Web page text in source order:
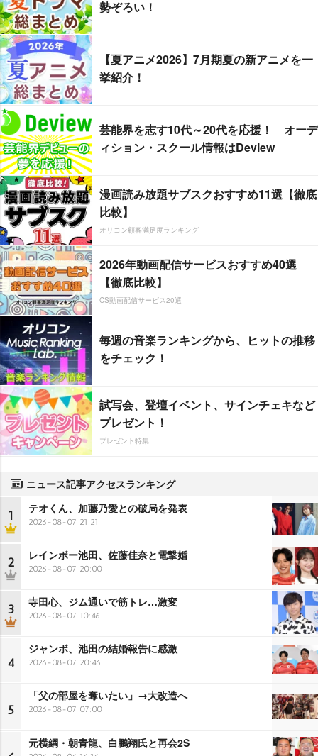
勢ぞろい！
【夏アニメ2026】7月期夏の新アニメを一
挙紹介！
芸能界を志す10代～20代を応援！ オーデ
ィション・スクール情報はDeview
漫画読み放題サブスクおすすめ11選【徹底
比較】
オリコン顧客満足度ランキング
2026年動画配信サービスおすすめ40選
【徹底比較】
CS動画配信サービス20選
毎週の音楽ランキングから、ヒットの推移
をチェック！
試写会、登壇イベント、サインチェキなど
プレゼント！
プレゼント特集
ニュース記事アクセスランキング
1 テオくん、加藤乃愛との破局を発表
2026-08-07 21:21
2 レインボー池田、佐藤佳奈と電撃婚
2026-08-07 20:00
3 寺田心、ジム通いで筋トレ…激変
2026-08-07 10:46
4
ジャンボ、池田の結婚報告に感激
2026-08-07 20:46
5
「父の部屋を奪いたい」→大改造へ
2026-08-07 07:00
元横綱・朝青龍、白鵬翔氏と再会2S